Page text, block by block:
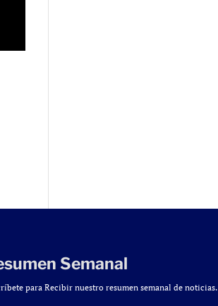
Semanal
para Recibir nuestro resumen semanal de noticias.